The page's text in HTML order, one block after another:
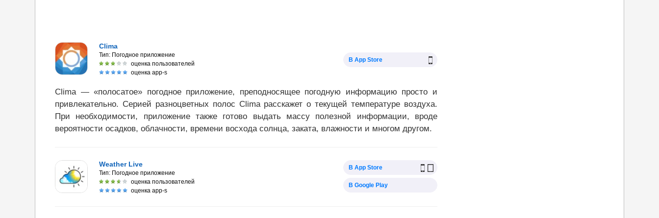
Clima
Тип: Погодное приложение
оценка пользователей
оценка app-s
В App Store
Clima — «полосатое» погодное приложение, преподносящее погодную информацию просто и
привлекательно. Серией разноцветных полос Clima расскажет о текущей температуре воздуха.
При необходимости, приложение также готово выдать массу полезной информации, вроде
вероятности осадков, облачности, времени восхода солнца, заката, влажности и многом другом.
Weather Live
Тип: Погодное приложение
оценка пользователей
оценка app-s
В App Store
В Google Play